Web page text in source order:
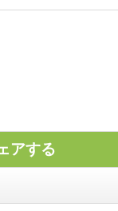
アする